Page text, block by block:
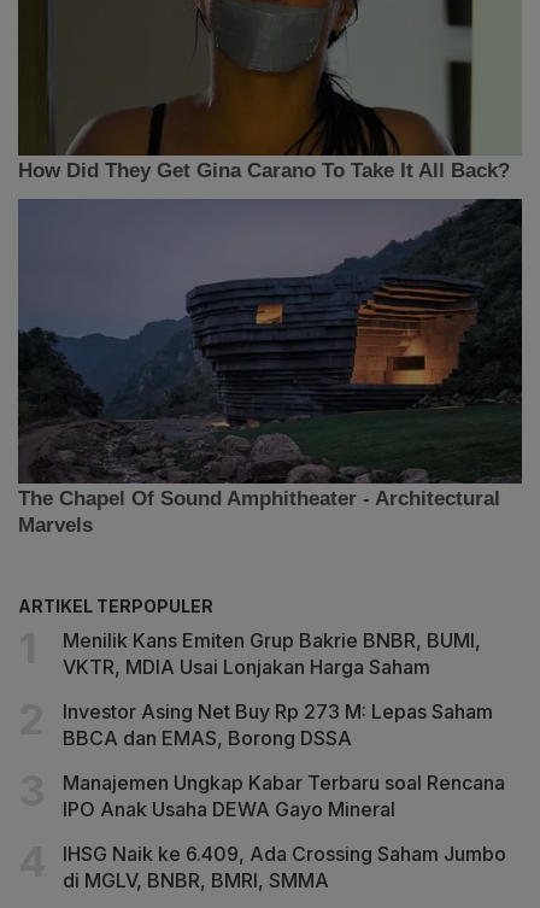
ARTIKEL TERPOPULER
Menilik Kans Emiten Grup Bakrie BNBR, BUMI,
VKTR, MDIA Usai Lonjakan Harga Saham
Investor Asing Net Buy Rp 273 M: Lepas Saham
BBCA dan EMAS, Borong DSSA
Manajemen Ungkap Kabar Terbaru soal Rencana
IPO Anak Usaha DEWA Gayo Mineral
IHSG Naik ke 6.409, Ada Crossing Saham Jumbo
di MGLV, BNBR, BMRI, SMMA